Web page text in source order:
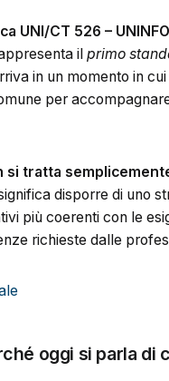
UNI/CT 526 – UNINFO
il primo
in un momento in
per
si tratta
disporre di uno
più coerenti con le
richieste dalle
oggi si parla di